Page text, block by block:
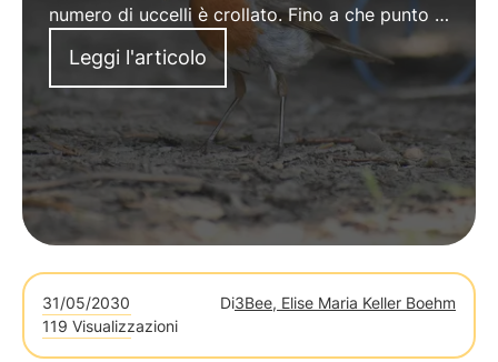
numero di uccelli è crollato. Fino a che punto il
loro declino è collegato o addirittura causato
direttamente dalla perdita di insetti?
Leggi l'articolo
31/05/2030 Di3Bee, Elise Maria Keller Boehm
119 Visualizzazioni